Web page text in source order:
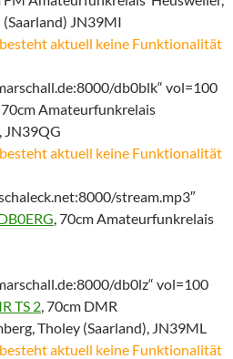
JN39MI
aktuell keine Funktionalität
db0blk“ vol=100
70cm Amateurfunkrelais
JN39QG
aktuell keine Funktionalität
stream.mp3″
, 70cm Amateurfunkrelais
db0lz“ vol=100
TS 2, 70cm DMR
Tholey (Saarland), JN39ML
aktuell keine Funktionalität